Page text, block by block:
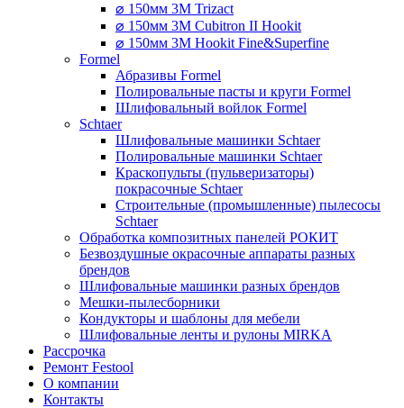
⌀ 150мм 3M Trizact
⌀ 150мм 3M Cubitron II Hookit
⌀ 150мм 3M Hookit Fine&Superfine
Formel
Абразивы Formel
Полировальные пасты и круги Formel
Шлифовальный войлок Formel
Schtaer
Шлифовальные машинки Schtaer
Полировальные машинки Schtaer
Краскопульты (пульверизаторы)
покрасочные Schtaer
Строительные (промышленные) пылесосы
Schtaer
Обработка композитных панелей РОКИТ
Безвоздушные окрасочные аппараты разных
брендов
Шлифовальные машинки разных брендов
Мешки-пылесборники
Кондукторы и шаблоны для мебели
Шлифовальные ленты и рулоны MIRKA
Рассрочка
Ремонт Festool
О компании
Контакты